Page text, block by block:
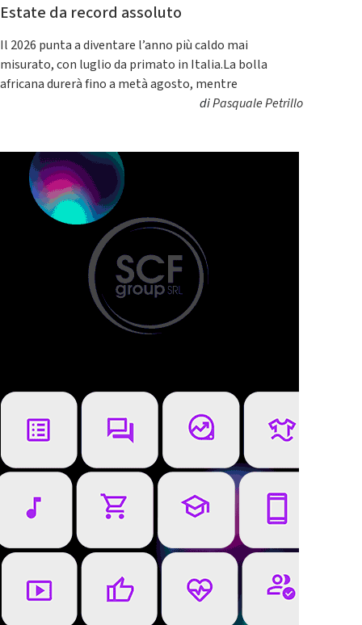
Estate da record assoluto
Il 2026 punta a diventare l’anno più caldo mai
misurato, con luglio da primato in Italia.La bolla
africana durerà fino a metà agosto, mentre
diPasquale Petrillo